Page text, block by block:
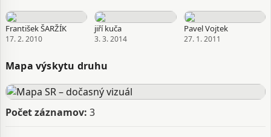
František ŠARŽÍK
17. 2. 2010
jiří kuča
3. 3. 2014
Pavel Vojtek
27. 1. 2011
Mapa výskytu druhu
Počet záznamov: 3